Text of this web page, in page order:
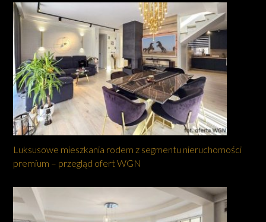
Luksusowe mieszkania rodem z segmentu nieruchomości
premium – przegląd ofert WGN